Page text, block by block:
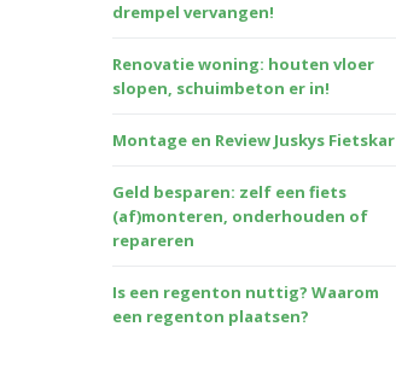
drempel vervangen!
Renovatie woning: houten vloer
slopen, schuimbeton er in!
Montage en Review Juskys Fietskar
Geld besparen: zelf een fiets
(af)monteren, onderhouden of
repareren
Is een regenton nuttig? Waarom
een regenton plaatsen?